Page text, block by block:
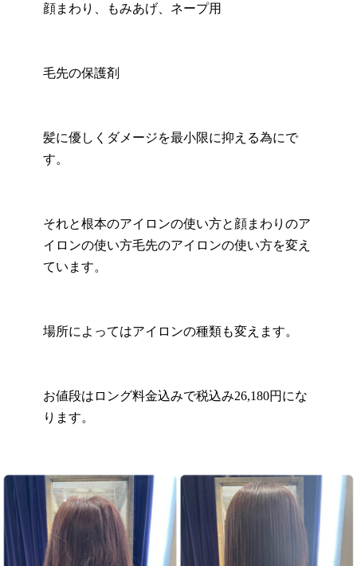
顔まわり、もみあげ、ネープ用
毛先の保護剤
髪に優しくダメージを最小限に抑える為にで
す。
それと根本のアイロンの使い方と顔まわりのア
イロンの使い方毛先のアイロンの使い方を変え
ています。
場所によってはアイロンの種類も変えます。
お値段はロング料金込みで税込み26,180円にな
ります。